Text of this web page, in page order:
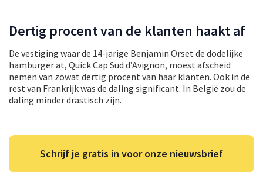
Dertig procent van de klanten haakt af
De vestiging waar de 14-jarige Benjamin Orset de dodelijke
hamburger at, Quick Cap Sud d’Avignon, moest afscheid
nemen van zowat dertig procent van haar klanten. Ook in de
rest van Frankrijk was de daling significant. In België zou de
daling minder drastisch zijn.
Schrijf je gratis in voor onze nieuwsbrief